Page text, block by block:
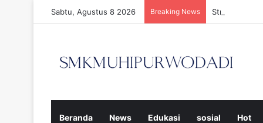
Sabtu, Agustus 8 2026 Breaking News Strategi
Beranda News Edukasi sosial Hot